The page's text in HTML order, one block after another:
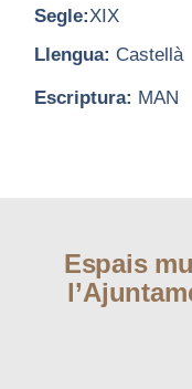
Segle:XIX
Llengua: Castellà
Escriptura: MAN
Espais